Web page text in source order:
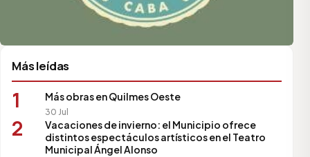
Más leídas
1 Más obras en Quilmes Oeste
30 Jul
2
Vacaciones de invierno: el Municipio ofrece
distintos espectáculos artísticos en el Teatro
Municipal Ángel Alonso